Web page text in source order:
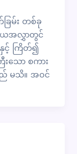
ြမ်း တစ်ခု
ယအလွှာတွင်
င့် ကြိတ်၍
သော စကား
မသိ။ အဝင်